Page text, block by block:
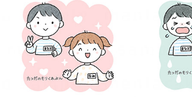
おたより用挿絵￤たつだのもりく